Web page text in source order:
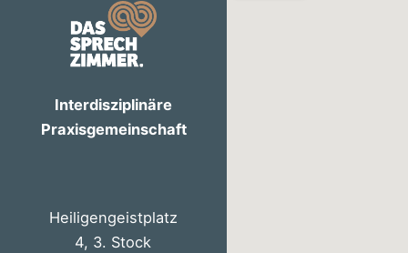
Interdisziplinäre
Praxisgemeinschaft
Heiligengeistplatz
4, 3. Stock